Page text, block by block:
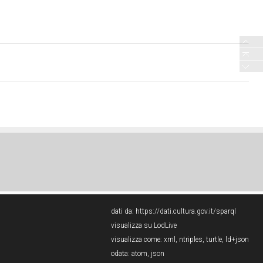
dati da: https://dati.cultura.gov.it/sparql
visualizza su LodLive
visualizza come: xml , ntriples, turtle, ld+json
odata: atom, json